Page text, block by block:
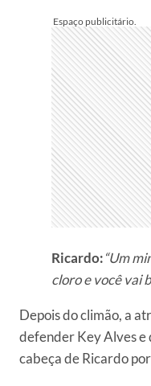
Ricardo:“Um
cloro e você vai
Depois do climão, a
defender Key Alves e
cabeça de Ricardo